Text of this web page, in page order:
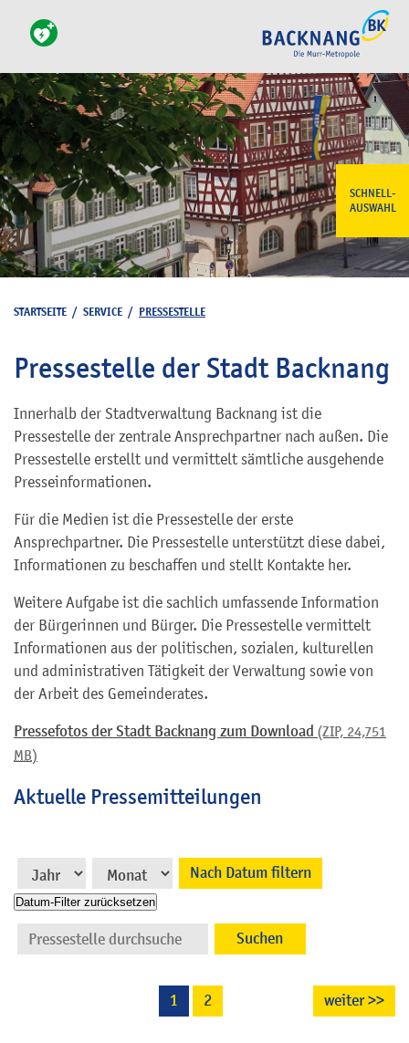
SCHNELL-
AUSWAHL
STARTSEITE / SERVICE / PRESSESTELLE
Pressestelle der Stadt Backnang
Innerhalb der Stadtverwaltung Backnang ist die
Pressestelle der zentrale Ansprechpartner nach außen. Die
Pressestelle erstellt und vermittelt sämtliche ausgehende
Presseinformationen.
Für die Medien ist die Pressestelle der erste
Ansprechpartner. Die Pressestelle unterstützt diese dabei,
Informationen zu beschaffen und stellt Kontakte her.
Weitere Aufgabe ist die sachlich umfassende Information
der Bürgerinnen und Bürger. Die Pressestelle vermittelt
Informationen aus der politischen, sozialen, kulturellen
und administrativen Tätigkeit der Verwaltung sowie von
der Arbeit des Gemeinderates.
Pressefotos der Stadt Backnang zum Download (ZIP, 24,751
MB)
Aktuelle Pressemitteilungen
Nach Datum filtern
Datum-Filter zurücksetzen
1 2 weiter >>